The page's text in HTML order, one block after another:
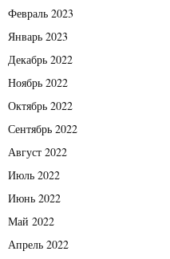
Февраль 2023
Январь 2023
Декабрь 2022
Ноябрь 2022
Октябрь 2022
Сентябрь 2022
Август 2022
Июль 2022
Июнь 2022
Май 2022
Апрель 2022